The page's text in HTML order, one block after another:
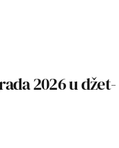
2026 u džet-